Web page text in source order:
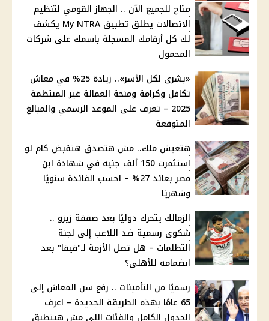
متاح للجميع الآن .. الجهاز القومي لتنظيم
الاتصالات يطلق تطبيق My NTRA يكشف
لك كل أرقامك المسجلة باسمك على شركات
المحمول
«بشرى لكل الأسر».. زيادة 25% في معاش
تكافل وكرامة ومنحة العمالة غير المنتظمة
2025 – تعرف على الموعد الرسمي والمبالغ
المتوقعة
هتعيش ملك.. مش هتصدق هتقبض كام لو
استثمرت 150 ألف جنيه في شهادة ابن
مصر بعائد 27% – احسب الفائدة سنويًا
وشهريًا
الزمالك يتحرك دوليًا بعد صفقة زيزو ..
شكوى رسمية ضد اللاعب إلى لجنة
التظلمات – هل تصل الأزمة لـ"فيفا" بعد
انضمامه للأهلي؟
رسميًا من التأمينات .. رفع سن المعاش إلى
65 عامًا بهذه الطريقة الجديدة – اعرف
الجدول الكامل والفئات اللي مش هيتطبق